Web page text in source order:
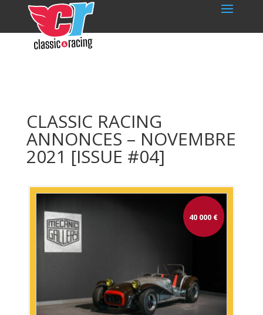
CLASSIC RACING
ANNONCES – NOVEMBRE
2021 [ISSUE #04]
40 000 €